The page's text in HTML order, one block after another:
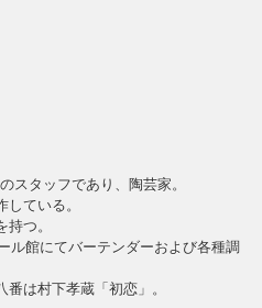
スタッフであり、陶芸家。
ている。
つ。
ル館にてバーテンダーおよび各種調
は村下孝蔵「初恋」。